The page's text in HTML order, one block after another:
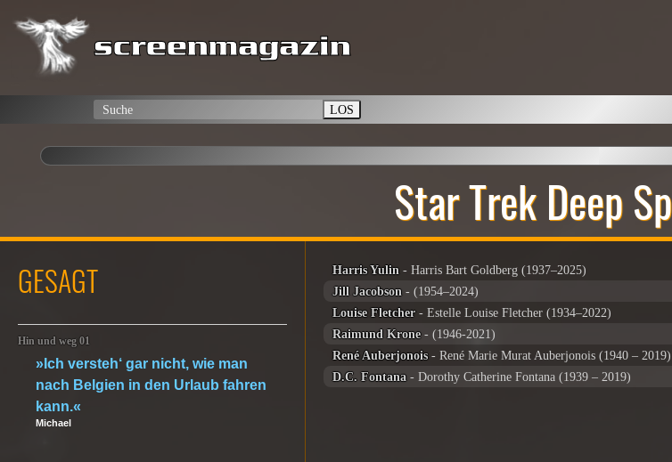
LOS
Star Trek Deep
Harris Yulin - Harris Bart Goldberg (1937–2025)
Jill Jacobson - (1954–2024)
Louise Fletcher- Estelle Louise Fletcher (1934–2022)
Raimund Krone- (1946-2021)
René Auberjonois- René Marie Murat Auberjonois (1940 – 2019)
D.C. Fontana - Dorothy Catherine Fontana (1939 – 2019)
GESAGT
Hin und weg 01
»Ich versteh‘ gar nicht, wie man
nach Belgien in den Urlaub fahren
kann.«
Michael